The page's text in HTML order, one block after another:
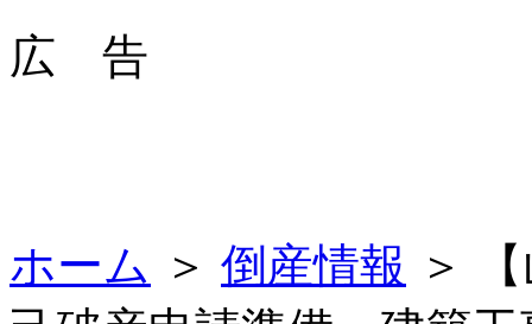
広 告
ホーム ＞ 倒産情報 ＞